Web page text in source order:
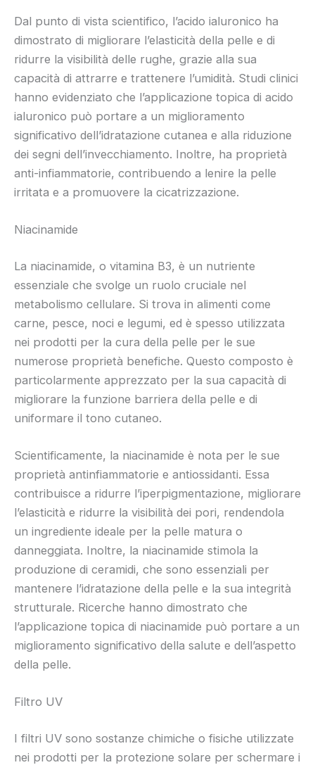
Dal punto di vista scientifico, l’acido ialuronico ha
dimostrato di migliorare l’elasticità della pelle e di
ridurre la visibilità delle rughe, grazie alla sua
capacità di attrarre e trattenere l’umidità. Studi clinici
hanno evidenziato che l’applicazione topica di acido
ialuronico può portare a un miglioramento
significativo dell’idratazione cutanea e alla riduzione
dei segni dell’invecchiamento. Inoltre, ha proprietà
anti-infiammatorie, contribuendo a lenire la pelle
irritata e a promuovere la cicatrizzazione.
Niacinamide
La niacinamide, o vitamina B3, è un nutriente
essenziale che svolge un ruolo cruciale nel
metabolismo cellulare. Si trova in alimenti come
carne, pesce, noci e legumi, ed è spesso utilizzata
nei prodotti per la cura della pelle per le sue
numerose proprietà benefiche. Questo composto è
particolarmente apprezzato per la sua capacità di
migliorare la funzione barriera della pelle e di
uniformare il tono cutaneo.
Scientificamente, la niacinamide è nota per le sue
proprietà antinfiammatorie e antiossidanti. Essa
contribuisce a ridurre l’iperpigmentazione, migliorare
l’elasticità e ridurre la visibilità dei pori, rendendola
un ingrediente ideale per la pelle matura o
danneggiata. Inoltre, la niacinamide stimola la
produzione di ceramidi, che sono essenziali per
mantenere l’idratazione della pelle e la sua integrità
strutturale. Ricerche hanno dimostrato che
l’applicazione topica di niacinamide può portare a un
miglioramento significativo della salute e dell’aspetto
della pelle.
Filtro UV
I filtri UV sono sostanze chimiche o fisiche utilizzate
nei prodotti per la protezione solare per schermare i